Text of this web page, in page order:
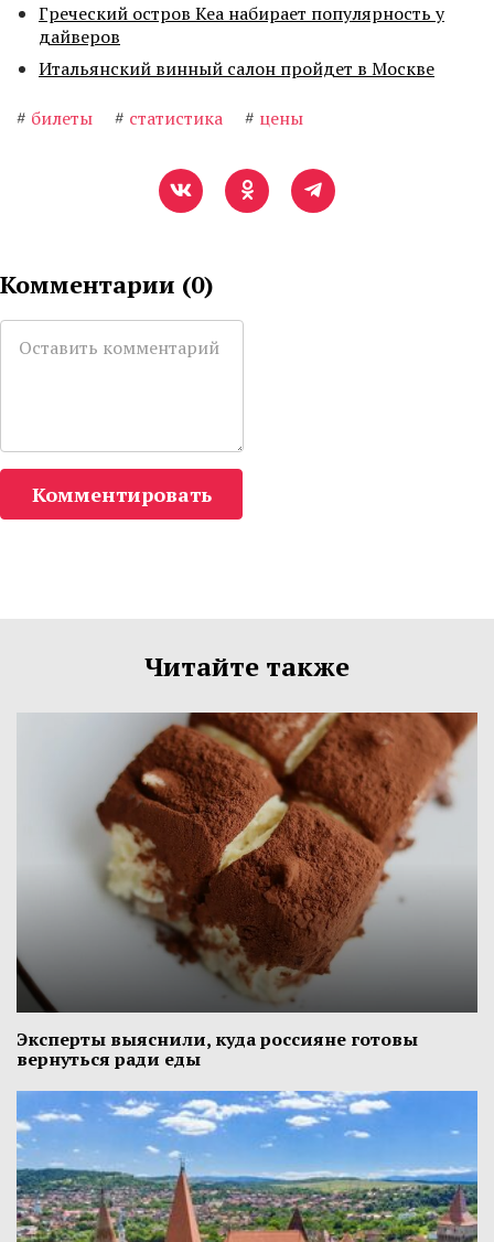
Греческий остров Кеа набирает популярность у
дайверов
Итальянский винный салон пройдет в Москве
# билеты # статистика # цены
Комментарии (0)
Комментировать
Читайте также
Эксперты выяснили, куда россияне готовы
вернуться ради еды